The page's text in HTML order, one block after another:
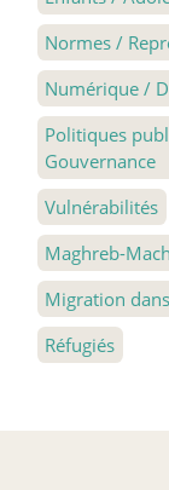
Normes /
Numérique /
Politiques
Gouvernance
Vulnérabilités
Maghreb-
Migration
Réfugiés